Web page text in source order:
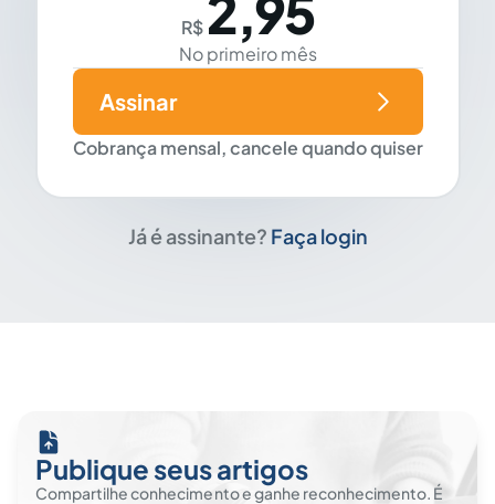
R$
No primeiro mês
Cobrança mensal, cancele quando quiser
Assinar
Já é assinante? Faça login
Publique seus artigos
Compartilhe conhecimento e ganhe reconhecimento. É